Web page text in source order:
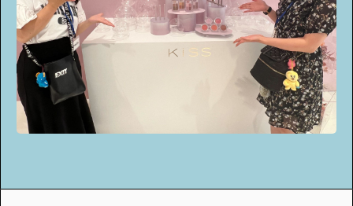
アンケート プレゼント
ティーンのうちにしかできない特別な体験を！